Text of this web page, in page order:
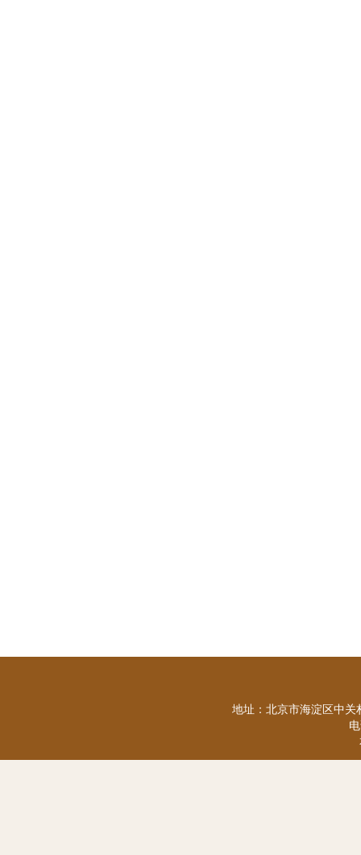
地址：北京市海淀区中